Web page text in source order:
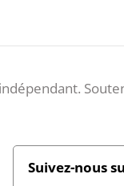
Suivez-nous